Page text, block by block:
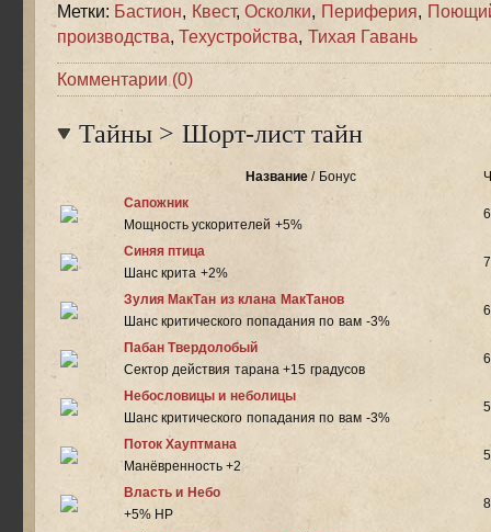
Метки: Бастион, Квест,Осколки, Периферия,
производства,Техустройства, Тихая Гавань
Комментарии (0)
Тайны> Шорт-лист тайн
Название/ Бонус
Сапожник
Мощность ускорителей +5%
6
Синяя птица
Шанс крита +2%
7
Зулия МакТан из клана МакТанов
Шанс критического попадания по вам -3%
6
Пабан Твердолобый
Сектор действия тарана +15 градусов
6
Небословицы и неболицы
Шанс критического попадания по вам -3%
5
Поток Хауптмана
Манёвренность +2
5
Власть и Небо
+5% HP
8